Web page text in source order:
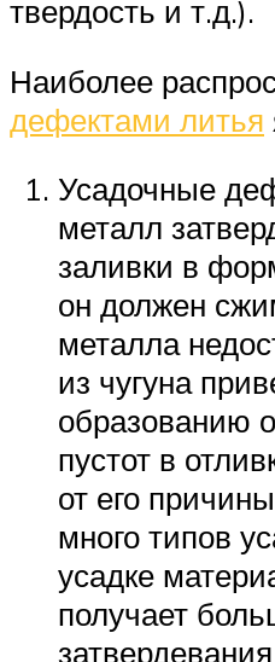
твердость и т.д.).
Наиболее
дефектами литья
Усадочные
металл
заливки в
он должен
металла
из чугуна
образованию
пустот в
от его
много типов
усадке
получает